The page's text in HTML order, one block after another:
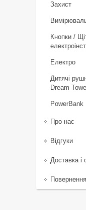
Захист
Кнопки /
Електро
Дитячі
Dream
PowerBank
Про нас
Відгуки
Доставка і